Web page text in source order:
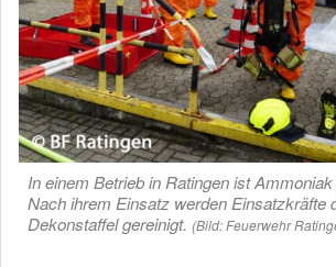
In einem Betrieb in Ratingen ist
Nach ihrem Einsatz werden Einsatzkräfte
Dekonstaffel gereinigt. (Bild: Feuerwehr